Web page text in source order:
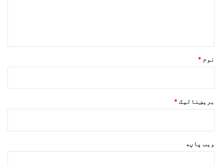
نوم *
بریښنالیک *
ویب پاڼه